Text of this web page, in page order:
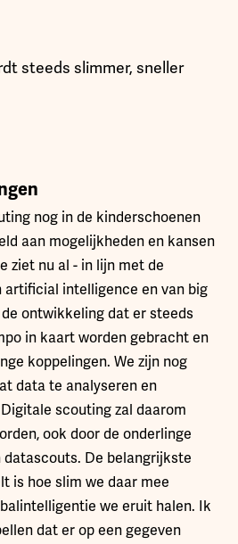
steeds slimmer, sneller
nog in de kinderschoenen
aan mogelijkheden en kansen
ziet nu al - in lijn met de
artificial intelligence en van big
ontwikkeling dat er steeds
in kaart worden gebracht en
koppelingen. We zijn nog
data te analyseren en
scouting zal daarom
ook door de onderlinge
De belangrijkste
is hoe slim we daar mee
we eruit halen. Ik
dat er op een gegeven